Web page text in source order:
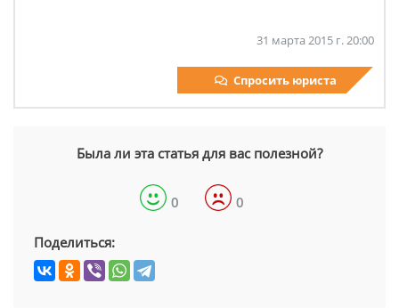
31 марта 2015 г. 20:00
Спросить юриста
Была ли эта статья для вас полезной?
0 0
Поделиться: